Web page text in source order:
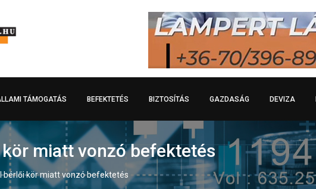
TÁMOGATÁS BEFEKTETÉS BIZTOSÍTÁS GAZDASÁG DEVIZA
miatt vonzó befektetés
bérlői kör miatt vonzó befektetés